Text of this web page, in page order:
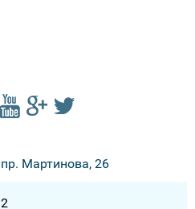
пр. Мартинова, 26
2